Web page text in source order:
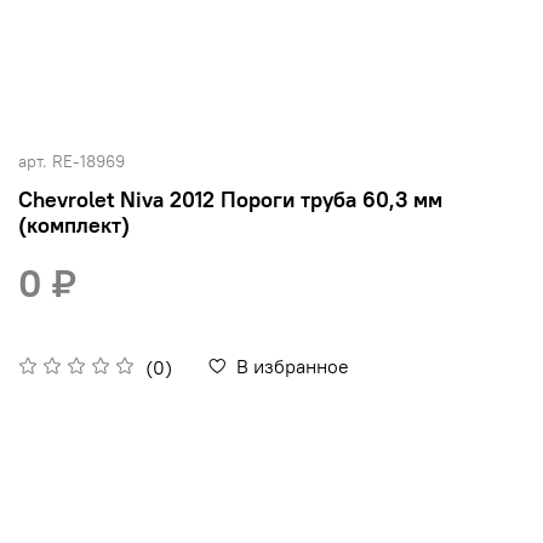
арт. RE-18969
Chevrolet Niva 2012 Пороги труба 60,3 мм
(комплект)
(0) В избранное
0 ₽